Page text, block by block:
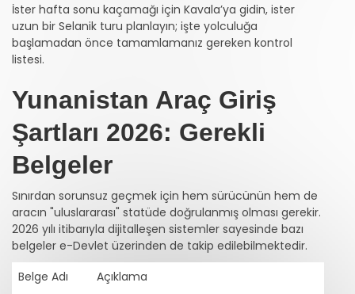
İster hafta sonu kaçamağı için Kavala’ya gidin, ister
uzun bir Selanik turu planlayın; işte yolculuğa
başlamadan önce tamamlamanız gereken kontrol
listesi.
Yunanistan Araç Giriş
Şartları 2026: Gerekli
Belgeler
Sınırdan sorunsuz geçmek için hem sürücünün hem de
aracın "uluslararası" statüde doğrulanmış olması gerekir.
2026 yılı itibarıyla dijitalleşen sistemler sayesinde bazı
belgeler e-Devlet üzerinden de takip edilebilmektedir.
Belge Adı
Açıklama